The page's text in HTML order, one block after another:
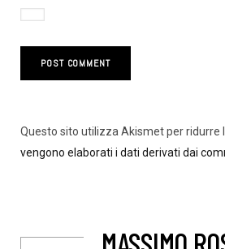
Questo sito utilizza Akismet per ridurre
vengono elaborati i dati derivati dai